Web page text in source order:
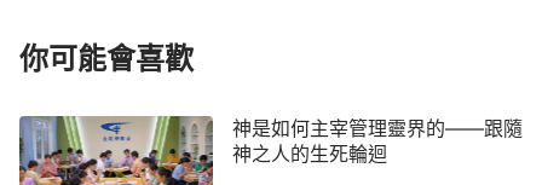
南方這樣的氣候，神預備了這些食物以至于蔬菜水
人貪圖口欲，隨着社會發展的大流，人在不知不覺中
也被捲入其中，人在不知不覺中違背了這樣的規律。
你可能會喜歡
神是如何主宰管理靈界的——跟隨
神之人的生死輪迴